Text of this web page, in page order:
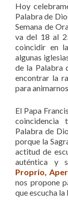
Hoy
Palabra de
Semana de
va del 18 al
coincidir en
algunas
de la Palabra
encontrar la
para
El Papa
Palabra de
porque la
actitud de
auténtica y
Proprio,
nos propone
que escucha la